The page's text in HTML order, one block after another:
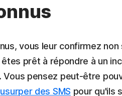
vous leur confirmez
prêt à répondre à un
Vous pensez peut-être
usurper des SMS pour qu'ils